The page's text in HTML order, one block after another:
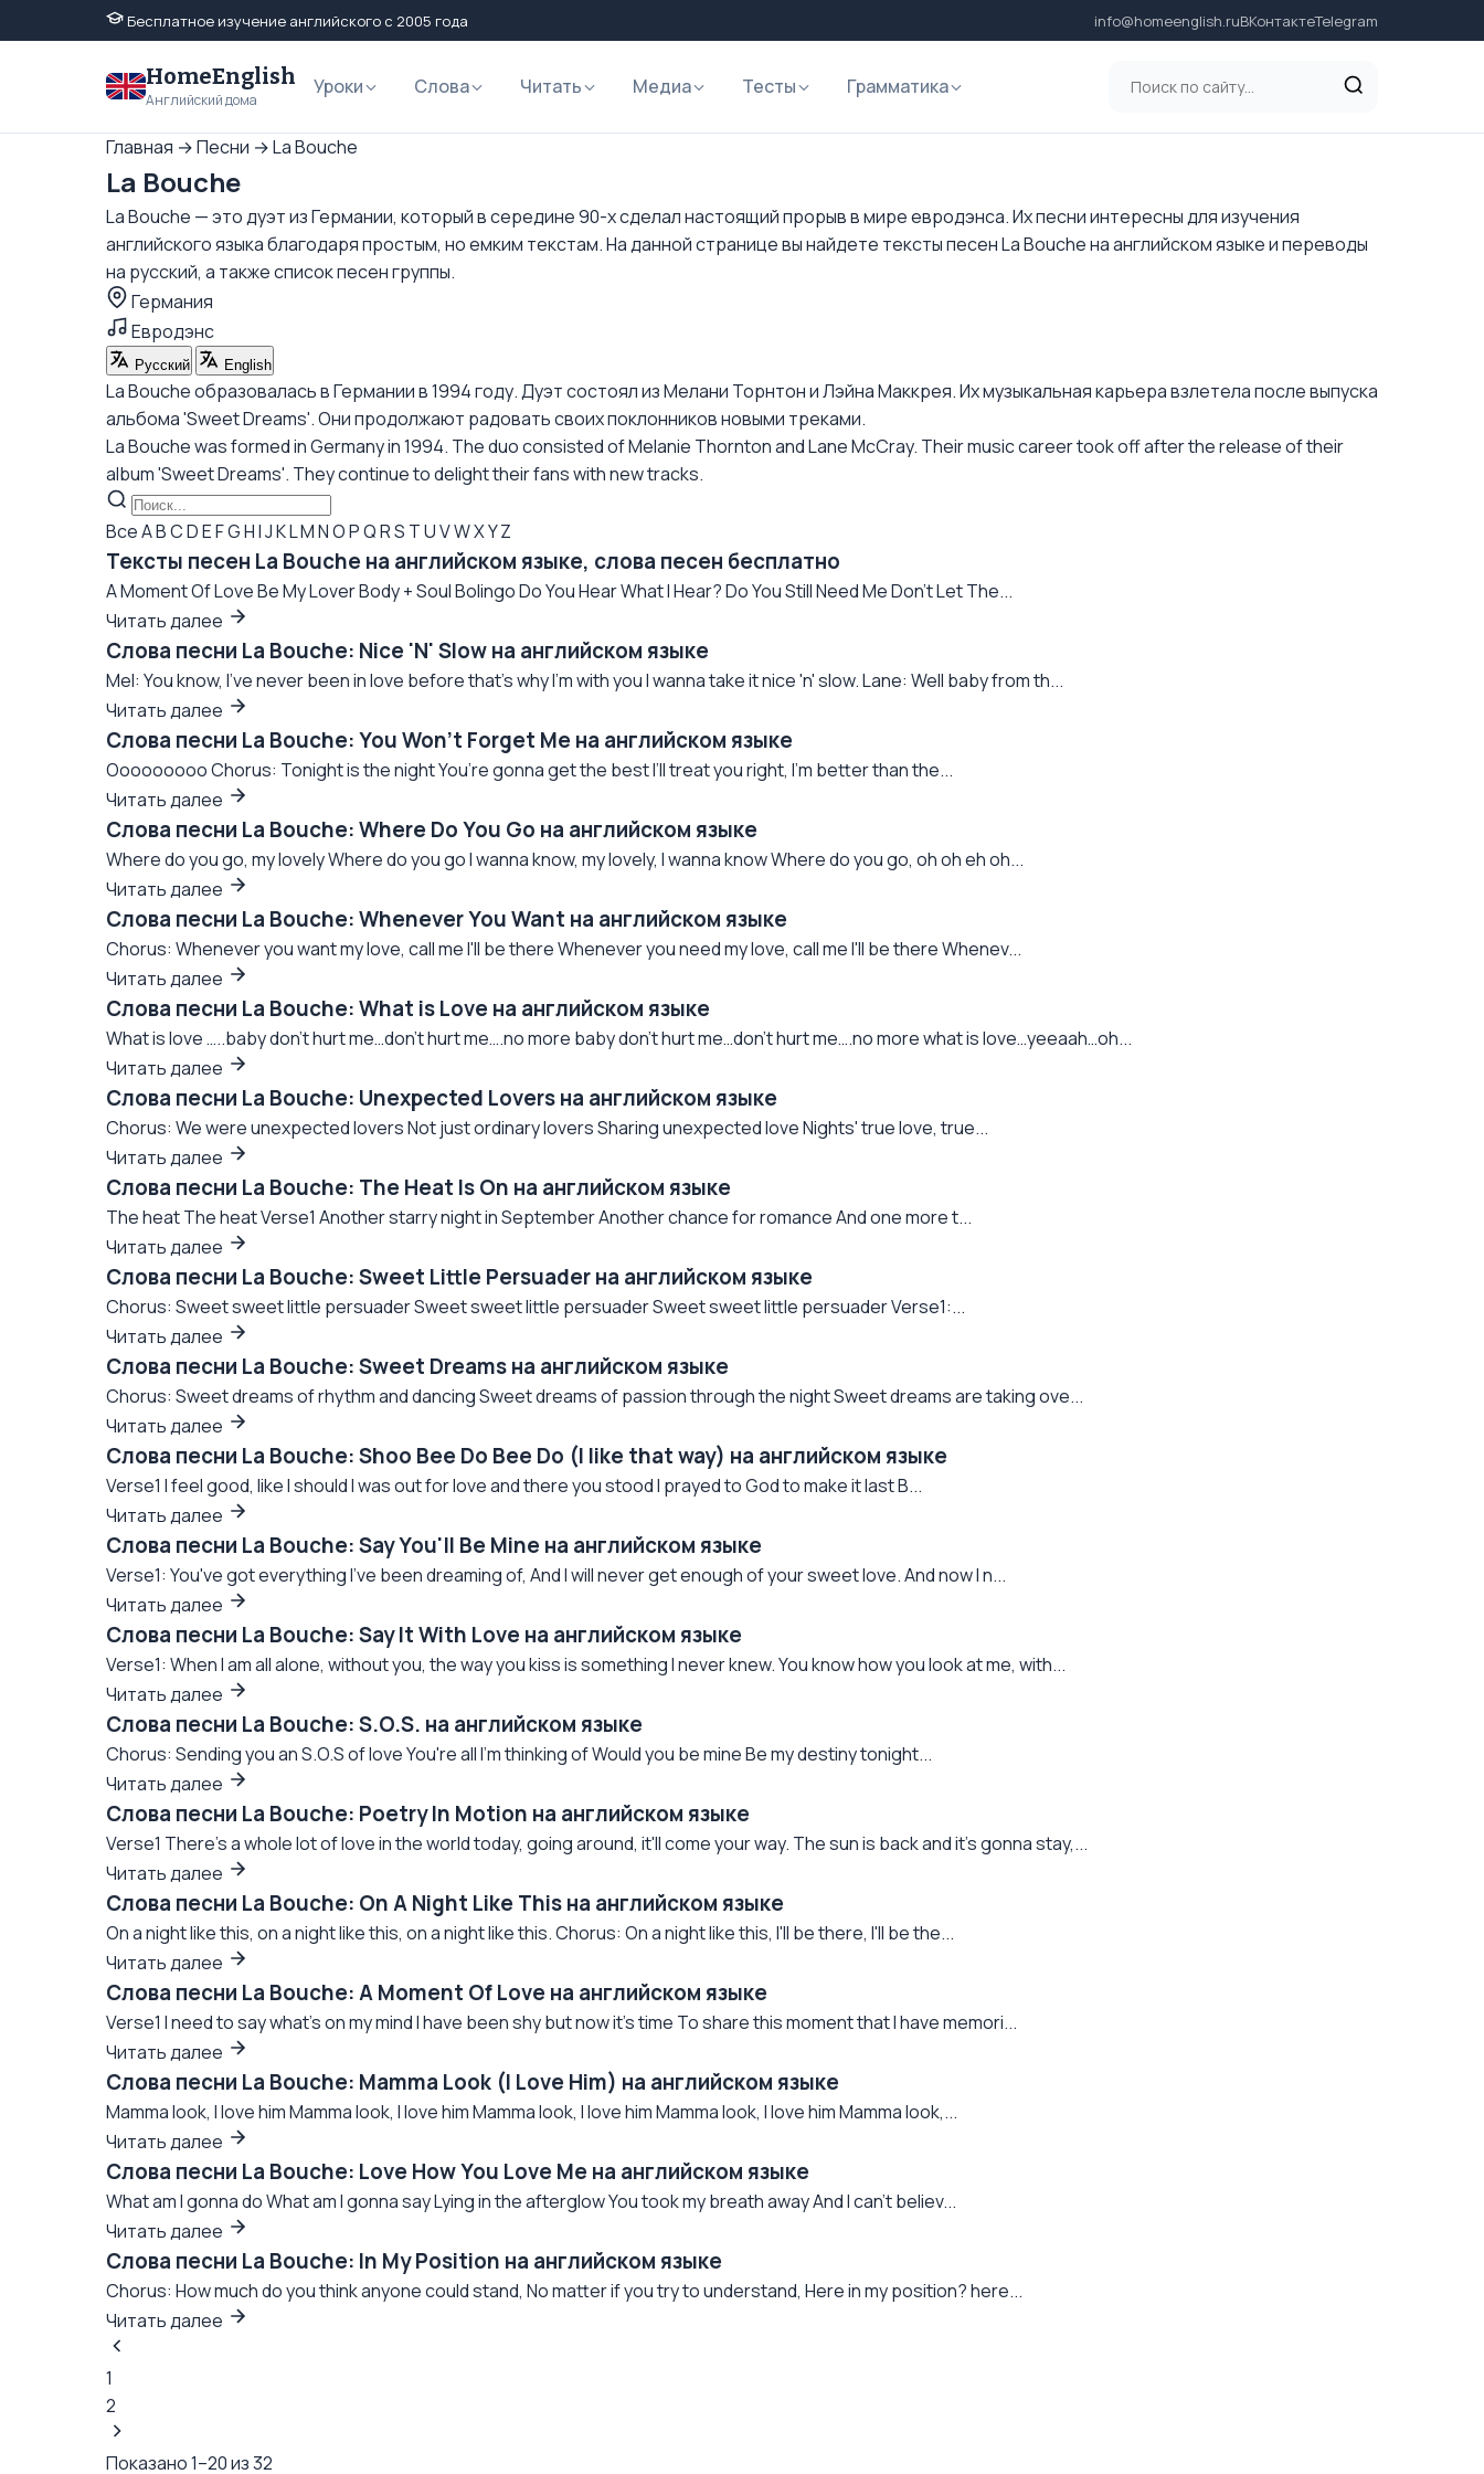
Бесплатное изучение английского с 2005 года info@homeenglish.ruВКонтактеTelegram
HomeEnglish
Английский дома
Уроки Слова Читать Медиа Тесты Грамматика
Главная →Песни →La Bouche
La Bouche
La Bouche — это дуэт из Германии, который в середине 90-х сделал настоящий прорыв в мире евродэнса. Их песни интересны для изучения
английского языка благодаря простым, но емким текстам. На данной странице вы найдете тексты песен La Bouche на английском языке и переводы
на русский, а также список песен группы.
Германия
Евродэнс
Русский English
La Bouche образовалась в Германии в 1994 году. Дуэт состоял из Мелани Торнтон и Лэйна Маккрея. Их музыкальная карьера взлетела после выпуска
альбома 'Sweet Dreams'. Они продолжают радовать своих поклонников новыми треками.
La Bouche was formed in Germany in 1994. The duo consisted of Melanie Thornton and Lane McCray. Their music career took off after the release of their
album 'Sweet Dreams'. They continue to delight their fans with new tracks.
ВсеABCDEFGHIJKLMNOPQRS TUVWXYZ
Тексты песен La Bouche на английском языке, слова песен бесплатно
A Moment Of Love Be My Lover Body + Soul Bolingo Do You Hear What I Hear? Do You Still Need Me Don't Let The...
Читать далее
Слова песни La Bouche: Nice 'N' Slow на английском языке
Mel: You know, I've never been in love before that's why I'm with you I wanna take it nice 'n' slow. Lane: Well baby from th...
Читать далее
Слова песни La Bouche: You Won’t Forget Me на английском языке
Ooooooooo Chorus: Tonight is the night You’re gonna get the best I’ll treat you right, I’m better than the...
Читать далее
Слова песни La Bouche: Where Do You Go на английском языке
Where do you go, my lovely Where do you go I wanna know, my lovely, I wanna know Where do you go, oh oh eh oh...
Читать далее
Слова песни La Bouche: Whenever You Want на английском языке
Chorus: Whenever you want my love, call me I'll be there Whenever you need my love, call me I'll be there Whenev...
Читать далее
Слова песни La Bouche: What is Love на английском языке
What is love …..baby don’t hurt me…don’t hurt me….no more baby don’t hurt me…don’t hurt me….no more what is love…yeeaah…oh...
Читать далее
Слова песни La Bouche: Unexpected Lovers на английском языке
Chorus: We were unexpected lovers Not just ordinary lovers Sharing unexpected love Nights' true love, true...
Читать далее
Слова песни La Bouche: The Heat Is On на английском языке
The heat The heat Verse1 Another starry night in September Another chance for romance And one more t...
Читать далее
Слова песни La Bouche: Sweet Little Persuader на английском языке
Chorus: Sweet sweet little persuader Sweet sweet little persuader Sweet sweet little persuader Verse1:...
Читать далее
Слова песни La Bouche: Sweet Dreams на английском языке
Chorus: Sweet dreams of rhythm and dancing Sweet dreams of passion through the night Sweet dreams are taking ove...
Читать далее
Слова песни La Bouche: Shoo Bee Do Bee Do (I like that way) на английском языке
Verse1 I feel good, like I should I was out for love and there you stood I prayed to God to make it last B...
Читать далее
Слова песни La Bouche: Say You'll Be Mine на английском языке
Verse1: You've got everything I've been dreaming of, And I will never get enough of your sweet love. And now I n...
Читать далее
Слова песни La Bouche: Say It With Love на английском языке
Verse1: When I am all alone, without you, the way you kiss is something I never knew. You know how you look at me, with...
Читать далее
Слова песни La Bouche: S.O.S. на английском языке
Chorus: Sending you an S.O.S of love You're all I'm thinking of Would you be mine Be my destiny tonight...
Читать далее
Слова песни La Bouche: Poetry In Motion на английском языке
Verse1 There's a whole lot of love in the world today, going around, it'll come your way. The sun is back and it's gonna stay,...
Читать далее
Слова песни La Bouche: On A Night Like This на английском языке
On a night like this, on a night like this, on a night like this. Chorus: On a night like this, I'll be there, I'll be the...
Читать далее
Слова песни La Bouche: A Moment Of Love на английском языке
Verse1 I need to say what's on my mind I have been shy but now it's time To share this moment that I have memori...
Читать далее
Слова песни La Bouche: Mamma Look (I Love Him) на английском языке
Mamma look, I love him Mamma look, I love him Mamma look, I love him Mamma look, I love him Mamma look,...
Читать далее
Слова песни La Bouche: Love How You Love Me на английском языке
What am I gonna do What am I gonna say Lying in the afterglow You took my breath away And I can't believ...
Читать далее
Слова песни La Bouche: In My Position на английском языке
Chorus: How much do you think anyone could stand, No matter if you try to understand, Here in my position? here...
Читать далее
1
2
Показано 1–20 из 32